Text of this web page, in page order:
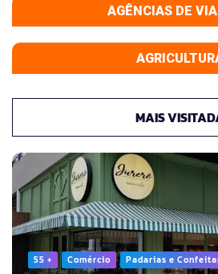
AGÊNCIAS DE
MAIS
55 + Comércio Padarias e